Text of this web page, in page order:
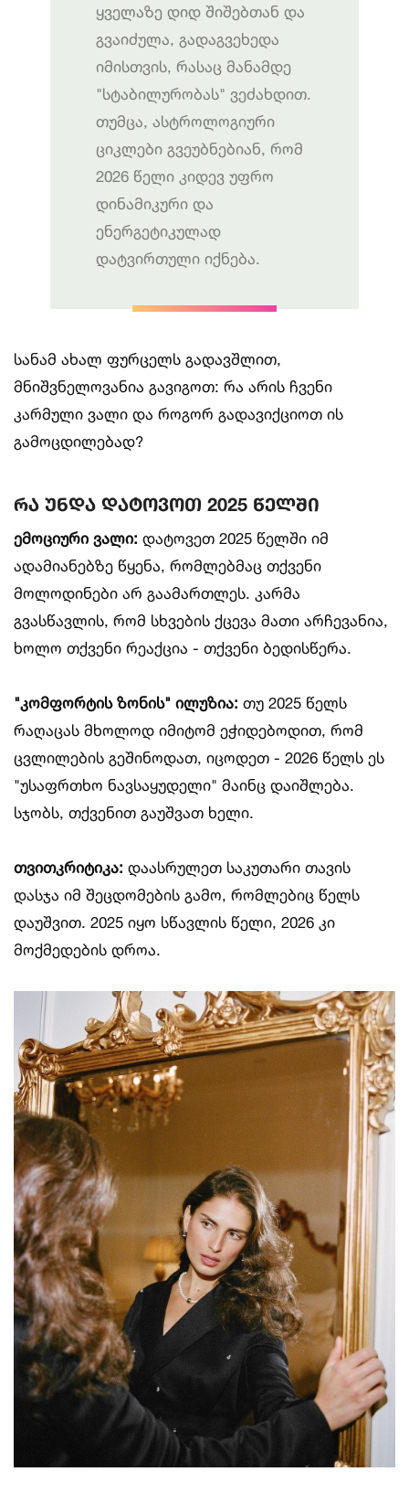
ყველაზე დიდ შიშებთან და
გვაიძულა, გადაგვეხედა
იმისთვის, რასაც მანამდე
"სტაბილურობას" ვეძახდით.
თუმცა, ასტროლოგიური
ციკლები გვეუბნებიან, რომ
2026 წელი კიდევ უფრო
დინამიკური და
ენერგეტიკულად
დატვირთული იქნება.
სანამ ახალ ფურცელს გადავშლით,
მნიშვნელოვანია გავიგოთ: რა არის ჩვენი
კარმული ვალი და როგორ გადავიქციოთ ის
გამოცდილებად?
რა უნდა დატოვოთ 2025 წელში
ემოციური ვალი: დატოვეთ 2025 წელში იმ
ადამიანებზე წყენა, რომლებმაც თქვენი
მოლოდინები არ გაამართლეს. კარმა
გვასწავლის, რომ სხვების ქცევა მათი არჩევანია,
ხოლო თქვენი რეაქცია - თქვენი ბედისწერა.
"კომფორტის ზონის" ილუზია: თუ 2025 წელს
რაღაცას მხოლოდ იმიტომ ეჭიდებოდით, რომ
ცვლილების გეშინოდათ, იცოდეთ - 2026 წელს ეს
"უსაფრთხო ნავსაყუდელი" მაინც დაიშლება.
სჯობს, თქვენით გაუშვათ ხელი.
თვითკრიტიკა: დაასრულეთ საკუთარი თავის
დასჯა იმ შეცდომების გამო, რომლებიც წელს
დაუშვით. 2025 იყო სწავლის წელი, 2026 კი
მოქმედების დროა.